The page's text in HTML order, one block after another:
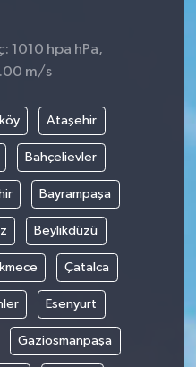
1010 hpa hPa,
m/s
Ataşehir
Bahçelievler
Bayrampaşa
Beylikdüzü
Çatalca
Esenyurt
Gaziosmanpaşa